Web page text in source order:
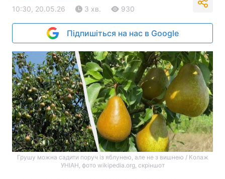
10:30, 20.05.26 3 хв. 930
Підпишіться на нас в Google
Грушу можна садити поруч із яблунею, але не з вишнею / Колаж
УНІАН, фото wikipedia.org, скріншот